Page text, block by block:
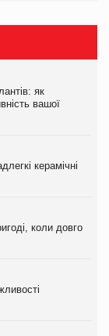
як
вашої
керамічні
коли довго